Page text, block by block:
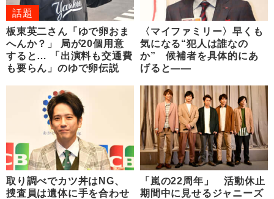
話題
板東英二さん「ゆで卵おま
へんか？」 局が20個用意
すると… 「出演料も交通費
も要らん」のゆで卵伝説
〈マイファミリー〉早くも
気になる“犯人は誰なの
か” 候補者を具体的にあ
げると――
取り調べでカツ丼はNG、
捜査員は遺体に手を合わせ
「嵐の22周年」 活動休止
期間中に見せるジャニーズ